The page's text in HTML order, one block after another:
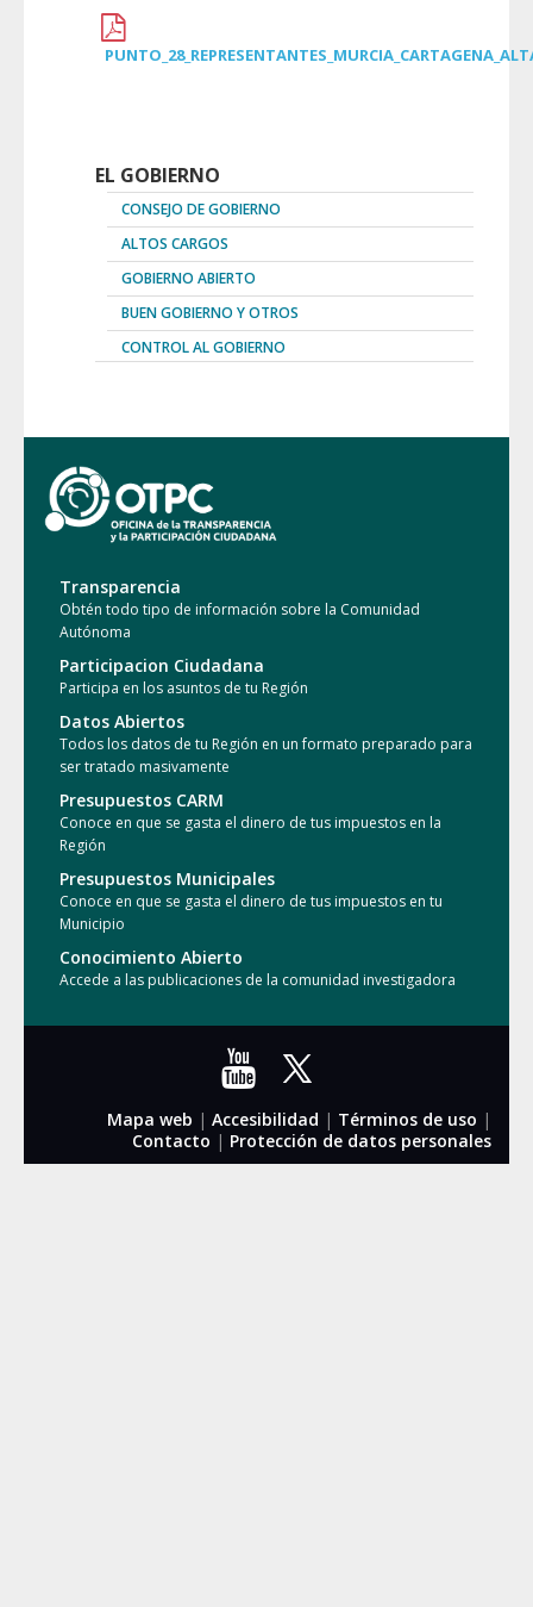
EL GOBIERNO
CONSEJO DE GOBIERNO
ALTOS CARGOS
GOBIERNO ABIERTO
BUEN GOBIERNO Y OTROS
CONTROL AL GOBIERNO
Transparencia
Obtén todo tipo de información sobre la Comunidad
Autónoma
Participacion Ciudadana
Participa en los asuntos de tu Región
Datos Abiertos
Todos los datos de tu Región en un formato preparado para
ser tratado masivamente
Presupuestos CARM
Conoce en que se gasta el dinero de tus impuestos en la
Región
Presupuestos Municipales
Conoce en que se gasta el dinero de tus impuestos en tu
Municipio
Conocimiento Abierto
Accede a las publicaciones de la comunidad investigadora
Mapa web | Accesibilidad | Términos de uso |
Contacto | Protección de datos personales